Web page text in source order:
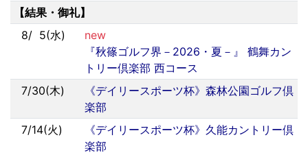
【結果・御礼】
8/ 5(水)
new
『秋篠ゴルフ界－2026・夏－』 鶴舞カン
トリー倶楽部 西コース
7/30(木)
《デイリースポーツ杯》森林公園ゴルフ倶
楽部
7/14(火)
《デイリースポーツ杯》久能カントリー倶
楽部